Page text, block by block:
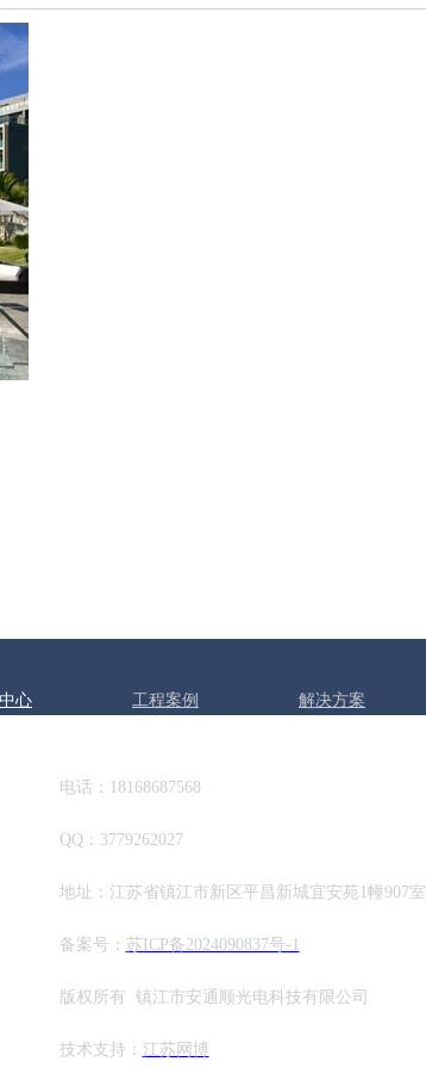
电话：18168687568
QQ：3779262027
地址：江苏省镇江市新区平昌新城宜安苑1幢907室
备案号： 苏ICP备2024090837号-1
版权所有 镇江市安通顺光电科技有限公司
技术支持： 江苏网博
心 工程案例 解决方案